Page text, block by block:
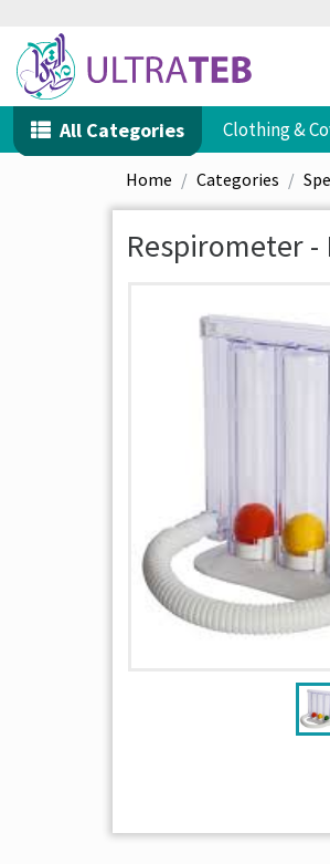
All Categories Clothing &
Home Categories
Respirometer